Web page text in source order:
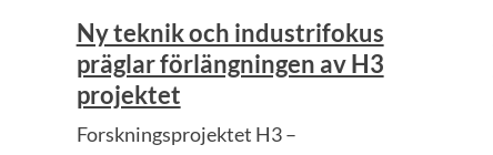
Ny teknik och industrifokus
präglar förlängningen av H3
projektet
Forskningsprojektet H3 –